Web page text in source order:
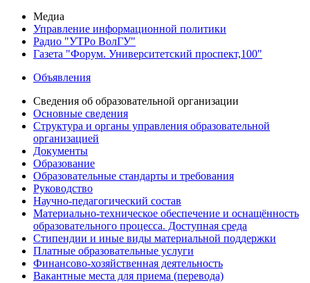
Медиа
Управление информационной политики
Радио "УТРо ВолГУ"
Газета "Форум. Университетский проспект,100"
Объявления
Сведения об образовательной организации
Основные сведения
Структура и органы управления образовательной
организацией
Документы
Образование
Образовательные стандарты и требования
Руководство
Научно-педагогический состав
Материально-техническое обеспечение и оснащённость
образовательного процесса. Доступная среда
Стипендии и иные виды материальной поддержки
Платные образовательные услуги
Финансово-хозяйственная деятельность
Вакантные места для приема (перевода)